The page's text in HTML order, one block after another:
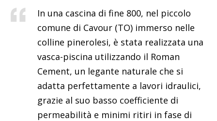
In una cascina di fine 800, nel piccolo
comune di Cavour (TO) immerso nelle
colline pinerolesi, è stata realizzata una
vasca-piscina utilizzando il Roman
Cement, un legante naturale che si
adatta perfettamente a lavori idraulici,
grazie al suo basso coefficiente di
permeabilità e minimi ritiri in fase di